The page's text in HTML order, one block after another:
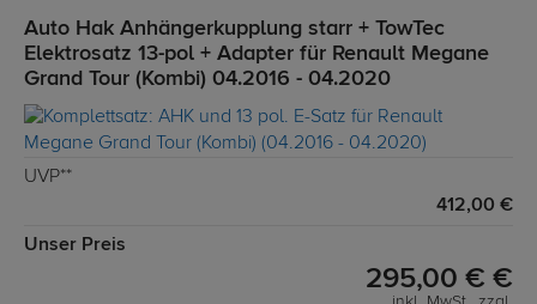
Auto Hak Anhängerkupplung starr + TowTec
Elektrosatz 13-pol + Adapter für Renault Megane
Grand Tour (Kombi) 04.2016 - 04.2020
UVP**
412,00 €
Unser Preis
295,00 € €